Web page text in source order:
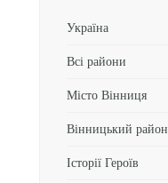
Україна
Всі райони
Місто Вінниця
Вінницький район
Історії Героїв